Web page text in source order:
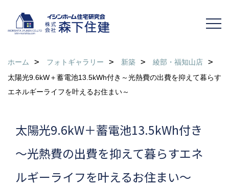
ホーム フォトギャラリー 新築
綾部・福知山店
太陽光9.6kW＋蓄電池13.5kWh付き～光熱費の出費を抑えて暮らす
エネルギーライフを叶えるお住まい～
太陽光9.6kW＋蓄電池13.5kWh付き
～光熱費の出費を抑えて暮らすエネ
ルギーライフを叶えるお住まい～